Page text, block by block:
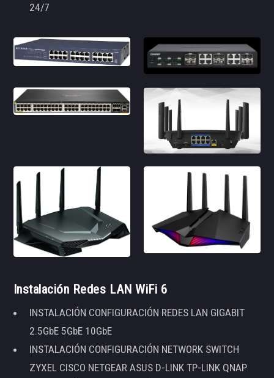
24/7
Instalación Redes LAN WiFi 6
INSTALACIÓN CONFIGURACIÓN REDES LAN GIGABIT
2.5GbE 5GbE 10GbE
INSTALACIÓN CONFIGURACIÓN NETWORK SWITCH
ZYXEL CISCO NETGEAR ASUS D-LINK TP-LINK QNAP